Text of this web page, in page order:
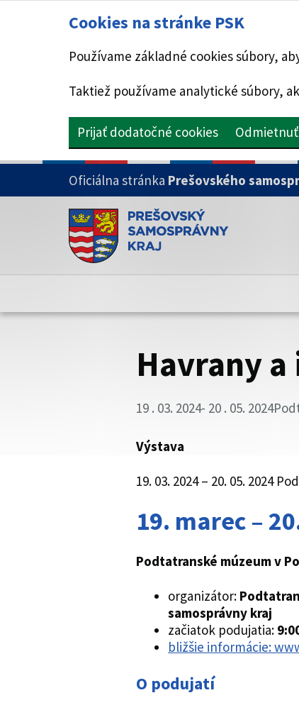
Cookies na stránke PSK
Používame základné cookies súbory,
Taktiež používame analytické súbory,
Prijať dodatočné cookies
PRESKOČIŤ NA HLAVNÝ OBSAH
Oficiálna stránka Prešovského
Doména psk.sk je oficiálna
Toto je oficiálna webová stránka
Havrany
19 . 03. 2024- 20 . 05. 2024
Výstava
19. 03. 2024 – 20. 05. 2024
19. marec –
Podtatranské múzeum v
organizátor:
samosprávny kraj
začiatok podujatia:
bližšie informácie:
O podujatí